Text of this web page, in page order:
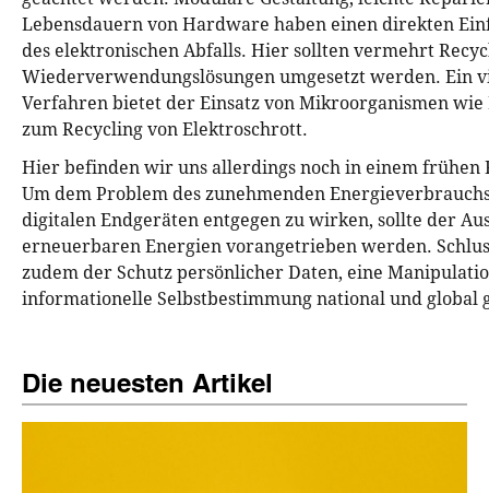
Lebensdauern von Hardware haben einen direkten
des elektronischen Abfalls. Hier sollten vermehrt
Wiederverwendungslösungen umgesetzt werden. Ein
Verfahren bietet der Einsatz von Mikroorganismen
zum Recycling von Elektroschrott.
Hier befinden wir uns allerdings noch in einem frühen
Um dem Problem des zunehmenden
digitalen Endgeräten entgegen zu wirken, sollte der
erneuerbaren Energien vorangetrieben werden.
zudem der Schutz persönlicher Daten, eine
informationelle Selbstbestimmung national und global
Die neuesten Artikel